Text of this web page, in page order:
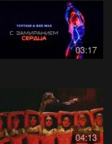
03:17
04:13